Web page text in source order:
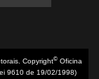
Copyright©Oficina
9610 de 19/02/1998)